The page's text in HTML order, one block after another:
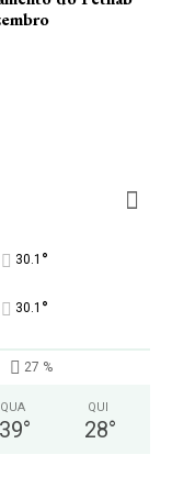
30.1 °
30.1 °
27 %
QUA
39°
QUI
28°